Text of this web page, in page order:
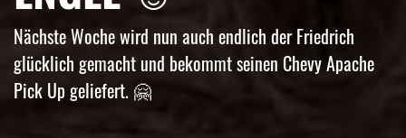
Nächste Woche wird nun auch endlich der Friedrich
glücklich gemacht und bekommt seinen Chevy Apache
Pick Up geliefert. 🤗